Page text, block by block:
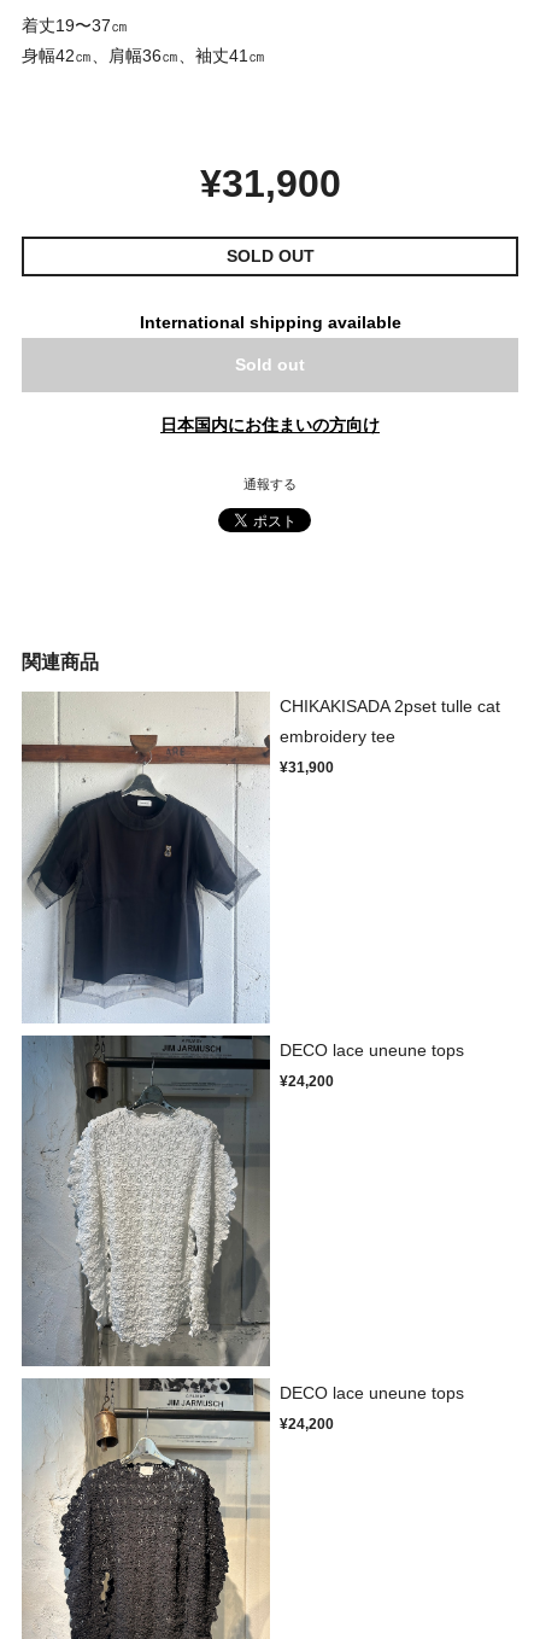
着丈19〜37㎝
身幅42㎝、肩幅36㎝、袖丈41㎝
¥31,900
SOLD OUT
International shipping available
Sold out
日本国内にお住まいの方向け
通報する
関連商品
CHIKAKISADA 2pset tulle cat
embroidery tee
¥31,900
DECO lace uneune tops
¥24,200
DECO lace uneune tops
¥24,200